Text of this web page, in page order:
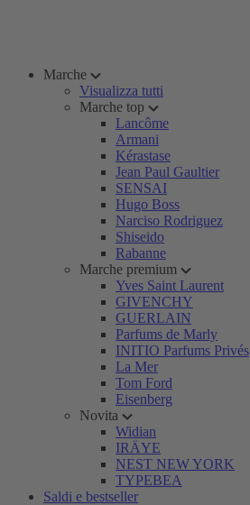
Marche
Visualizza tutti
Marche top
Lancôme
Armani
Kérastase
Jean Paul Gaultier
SENSAI
Hugo Boss
Narciso Rodriguez
Shiseido
Rabanne
Marche premium
Yves Saint Laurent
GIVENCHY
GUERLAIN
Parfums de Marly
INITIO Parfums Privés
La Mer
Tom Ford
Eisenberg
Novita
Widian
IRÄYE
NEST NEW YORK
TYPEBEA
Saldi e bestseller